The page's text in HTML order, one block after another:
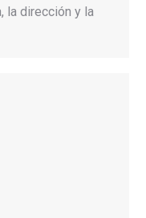
la dirección y la